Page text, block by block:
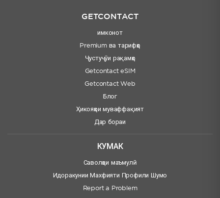
GETCONTACT
имконот
Premium ва тарифҳо
Ҷустуҷӯи рақамҳо
Getcontact eSIM
Getcontact Web
Блог
Ҳикояҳои муваффақият
Дар бораи
КУМАК
Саволҳои маъмулӣ
Идоракунии Махфияти Профили Шумо
Report a Problem